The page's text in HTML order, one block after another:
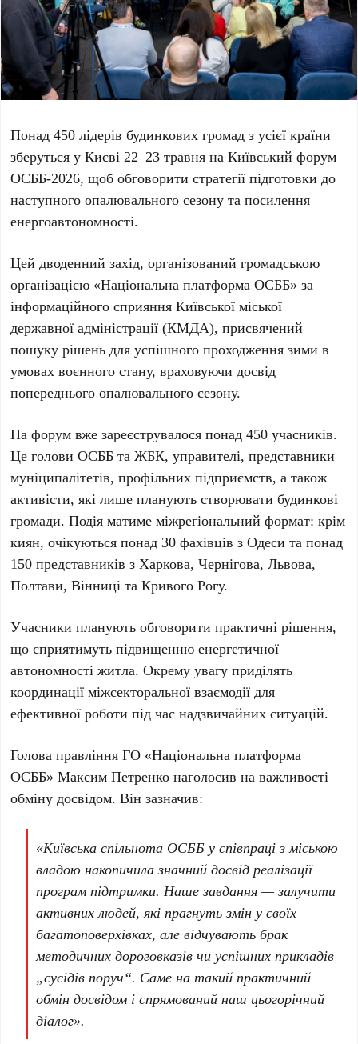
Понад450 лідерів будинкових громад з усієї країни
зберуться уКиєві 22–23 травня наКиївський форум
ОСББ-2026, щоб обговорити стратегії підготовки до
наступного опалювального сезону та посилення
енергоавтономності.
Цей дводенний захід, організований громадською
організацією «Національна платформа ОСББ» за
інформаційного сприянняКиївської міської
державної адміністрації (КМДА), присвячений
пошуку рішень для успішного проходження зими в
умовах воєнного стану, враховуючи досвід
попереднього опалювального сезону.
На форум вже зареєструвалося понад450 учасників.
Це головиОСББ таЖБК, управителі, представники
муніципалітетів, профільних підприємств, а також
активісти, які лише планують створювати будинкові
громади. Подія матиме міжрегіональний формат: крім
киян, очікуються понад30 фахівців зОдеси та понад
150 представників зХаркова,Чернігова,Львова,
Полтави,Вінниці таКривого Рогу.
Учасники планують обговорити практичні рішення,
що сприятимуть підвищенню енергетичної
автономності житла. Окрему увагу приділять
координації міжсекторальної взаємодії для
ефективної роботи під час надзвичайних ситуацій.
Голова правлінняГО «Національна платформа
ОСББ» Максим Петренко наголосив на важливості
обміну досвідом. Він зазначив:
«Київська спільнота ОСББ у співпраці з міською
владою накопичила значний досвід реалізації
програм підтримки. Наше завдання — залучити
активних людей, які прагнуть змін у своїх
багатоповерхівках, але відчувають брак
методичних дороговказів чи успішних прикладів
„сусідів поруч“. Саме на такий практичний
обмін досвідом і спрямований наш цьогорічний
діалог».